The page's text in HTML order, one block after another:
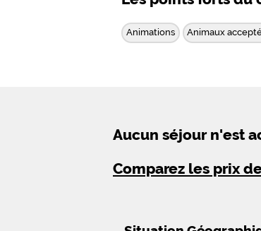
Animations Animaux
Aucun séjour n'est
Comparez les prix